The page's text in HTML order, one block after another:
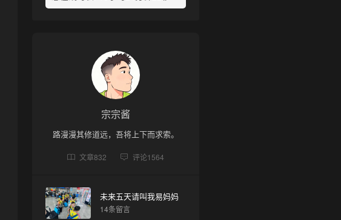
宗宗酱
路漫漫其修道远，吾将上下而求索。
文章832 评论1564
未来五天请叫我易妈妈
14条留言